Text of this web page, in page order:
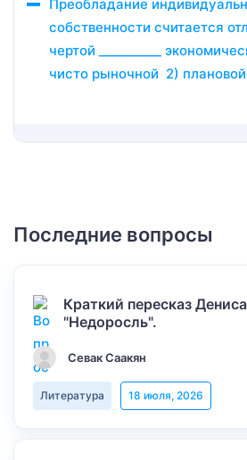
Преобладание
собственности считается
чертой __________
чисто рыночной 2) плановой
Последние вопросы
Краткий пересказ
"Недоросль".
Севак Саакян
Литература 18 июля, 2026